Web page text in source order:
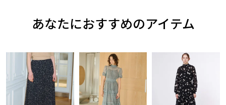
あなたにおすすめのアイテム